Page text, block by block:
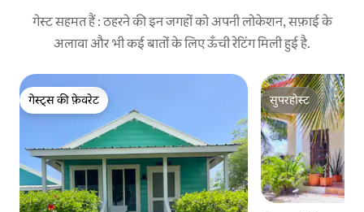
गेस्ट सहमत हैं : ठहरने की इन जगहों को अपनी लोकेशन, सफ़ाई के
अलावा और भी कई बातों के लिए ऊँची रेटिंग मिली हुई है.
गेस्ट्स की फ़ेवरेट
गेस्ट्स की फ़ेवरेट
सुपरहोस्ट
सुपरहोस्ट